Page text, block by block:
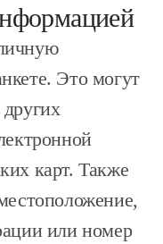
Это могут
карт. Также
или номер